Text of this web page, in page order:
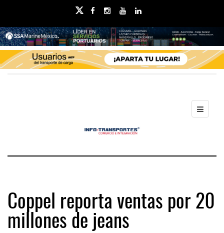
Coppel reporta ventas por 20
millones de jeans